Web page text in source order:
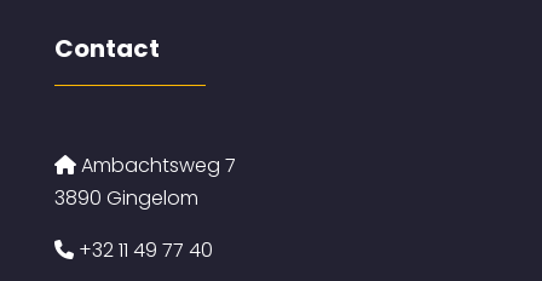
Contact
Ambachtsweg 7
3890 Gingelom
+32 11 49 77 40